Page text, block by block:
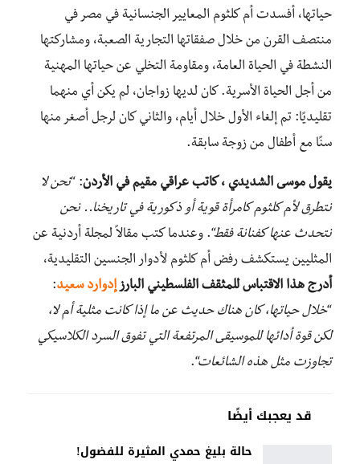
حياتها، أفسدت أم كلثوم المعايير الجنسانية في مصر في
منتصف القرن من خلال صفقاتها التجارية الصعبة، ومشاركتها
النشطة في الحياة العامة، ومقاومة التخلي عن حياتها المهنية
من أجل الحياة الأسرية. كان لديها زواجان، لم يكن أي منهما
تقليديًا: تم إلغاء الأول خلال أيام، والثاني كان لرجل أصغر منها
سنًا مع أطفال من زوجة سابقة.
يقول موسى الشديدي ، كاتب عراقي مقيم في الأردن: “نحن لا
نتطرق لأم كلثوم كامرأة قوية أو ذكورية في تاريخنا.. نحن
نتحدث عنها كفنانة فقط“. وعندما كتب مقالاً لمجلة أردنية عن
المثليين يستكشف رفض أم كلثوم لأدوار الجنسين التقليدية،
أدرج هذا الاقتباس للمثقف الفلسطيني البارزإدوارد سعيد:
“خلال حياتها، كان هناك حديث عن ما إذا كانت مثلية أم لا،
لكن قوة أدائها للموسيقى المرتفعة التي تفوق السرد الكلاسيكي
تجاوزت مثل هذه الشائعات“.
قد يعجبك أيضًا
حالة بليغ حمدي المثيرة للفضول!